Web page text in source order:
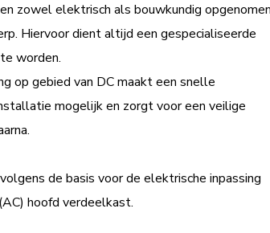
zowel elektrisch als bouwkundig opgenomen
Hiervoor dient altijd een gespecialiseerde
worden.
op gebied van DC maakt een snelle
mogelijk en zorgt voor een veilige
de basis voor de elektrische inpassing
hoofd verdeelkast.